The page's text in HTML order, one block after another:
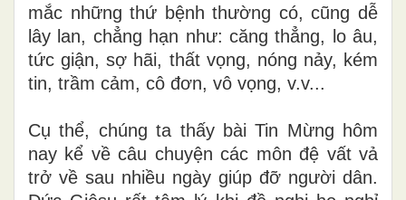
mắc những thứ bệnh thường có, cũng dễ
lây lan, chẳng hạn như: căng thẳng, lo âu,
tức giận, sợ hãi, thất vọng, nóng nảy, kém
tin, trầm cảm, cô đơn, vô vọng, v.v...
Cụ thể, chúng ta thấy bài Tin Mừng hôm
nay kể về câu chuyện các môn đệ vất vả
trở về sau nhiều ngày giúp đỡ người dân.